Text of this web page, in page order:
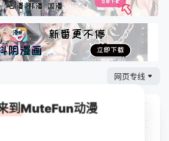
网页专线
集 第03集
到MuteFun动漫